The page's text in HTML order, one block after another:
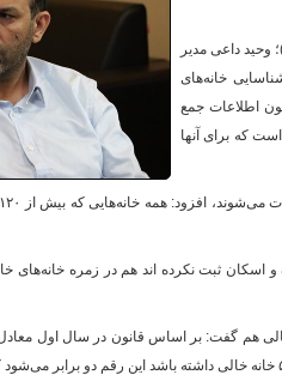
داعی مدیر
خانه‌های
اطلاعات جمع
که برای آنها
ثبت نکرده اند هم در زمره خانه‌های